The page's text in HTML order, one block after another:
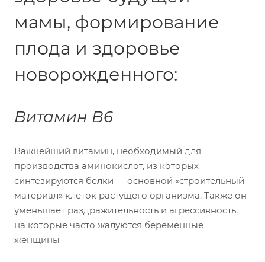
мамы, формирование
плода и здоровье
новорожденного:
Витамин В6
Важнейший витамин, необходимый для
производства аминокислот, из которых
синтезируются белки — основной «строительный
материал» клеток растущего организма. Также он
уменьшает раздражительность и агрессивность,
на которые часто жалуются беременные
женщины